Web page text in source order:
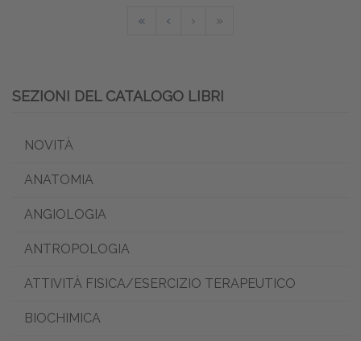
« ‹ › »
SEZIONI DEL CATALOGO LIBRI
NOVITÀ
ANATOMIA
ANGIOLOGIA
ANTROPOLOGIA
ATTIVITÀ FISICA/ESERCIZIO TERAPEUTICO
BIOCHIMICA